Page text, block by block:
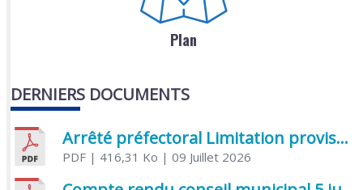
Plan
DERNIERS DOCUMENTS
Arrêté préfectoral Limitation provisoire des usages de l’eau
PDF| 416,31 Ko | 09 Juillet 2026